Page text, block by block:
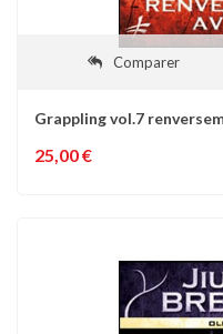
Comparer
Grappling vol.7
25,00 €